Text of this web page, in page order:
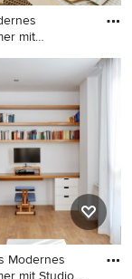
mit
mit
weißer
freistehendem
und hellem
Sonstige
Modernes
mit Studio,